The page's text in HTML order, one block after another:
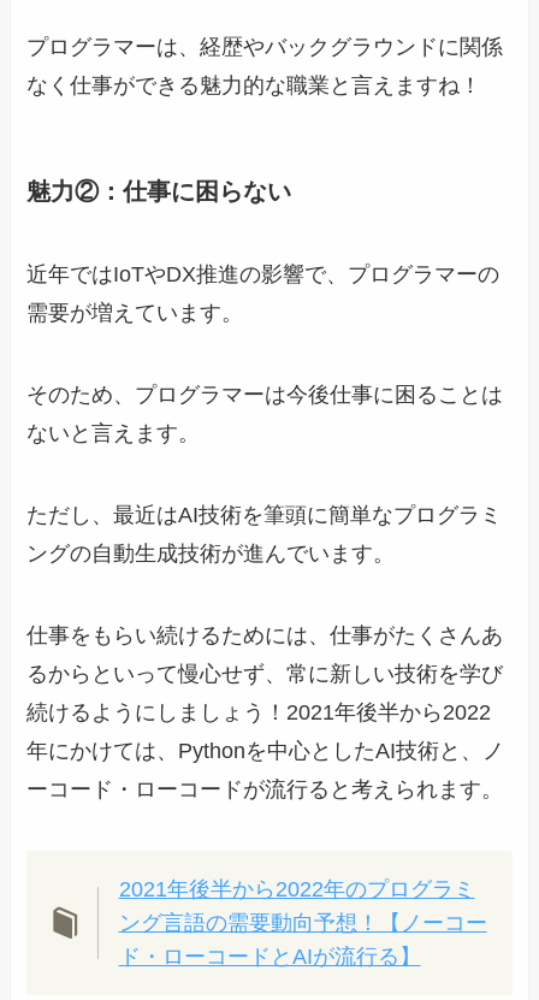
プログラマーは、経歴やバックグラウンドに関係
なく仕事ができる魅力的な職業と言えますね！
魅力②：仕事に困らない
近年ではIoTやDX推進の影響で、プログラマーの
需要が増えています。
そのため、プログラマーは今後仕事に困ることは
ないと言えます。
ただし、最近はAI技術を筆頭に簡単なプログラミ
ングの自動生成技術が進んでいます。
仕事をもらい続けるためには、仕事がたくさんあ
るからといって慢心せず、常に新しい技術を学び
続けるようにしましょう！2021年後半から2022
年にかけては、Pythonを中心としたAI技術と、ノ
ーコード・ローコードが流行ると考えられます。
2021年後半から2022年のプログラミ
ング言語の需要動向予想！【ノーコー
ド・ローコードとAIが流行る】